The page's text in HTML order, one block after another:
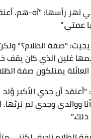
تهز رأسها: "آه-هم.
عمتي."
"صفة الظلام؟"
غلين الذي كان يقف
يمتلكون صفة
أن جدي الأكبر
ووالدي وجدي لم نرثها.